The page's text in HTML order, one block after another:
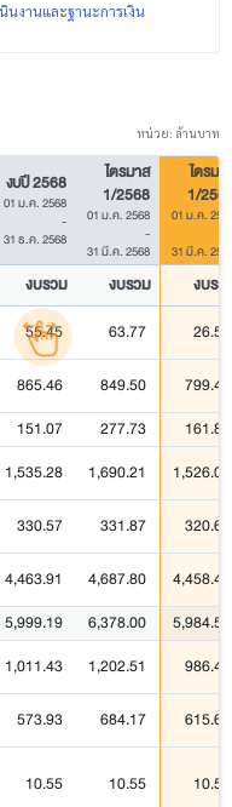
นงานและฐานะการเงิน
หน่วย: ล้านบาท
งบปี 2568
01 ม.ค. 2568
-
31 ธ.ค. 2568
ไตรมาส
1/2568
01 ม.ค. 2568
-
31 มี.ค. 2568
ไตรมา
1/
01 ม.ค.
31 มี.ค.
งบรวม งบรวม งบรว
55.45 63.77 26.56
865.46 849.50 799.49
151.07 277.73 161.86
1,535.28 1,690.21 1,526.04
330.57 331.87 320.65
4,463.91 4,687.80 4,458.49
5,999.19 6,378.00 5,984.52
1,011.43 1,202.51 986.47
573.93 684.17 615.63
10.55 10.55 10.55